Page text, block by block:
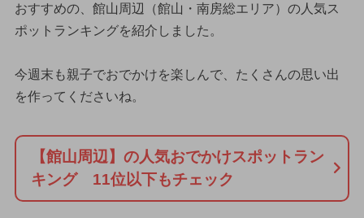
おすすめの、館山周辺（館山・南房総エリア）の人気ス
ポットランキングを紹介しました。
今週末も親子でおでかけを楽しんで、たくさんの思い出
を作ってくださいね。
【館山周辺】の人気おでかけスポットラン
キング 11位以下もチェック